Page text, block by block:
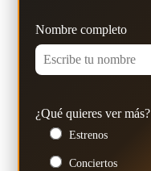
Nombre completo
¿Qué quieres ver más?
Estrenos
Conciertos